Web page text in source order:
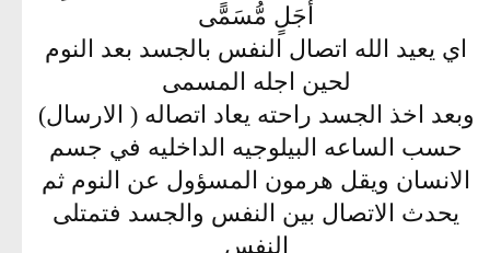
أَجَلٍ مُّسَمًّى
اي يعيد الله اتصال النفس بالجسد بعد النوم
لحين اجله المسمى
وبعد اخذ الجسد راحته يعاد اتصاله ( الارسال)
حسب الساعه البيلوجيه الداخليه في جسم
الانسان ويقل هرمون المسؤول عن النوم ثم
يحدث الاتصال بين النفس والجسد فتمتلى
النفس